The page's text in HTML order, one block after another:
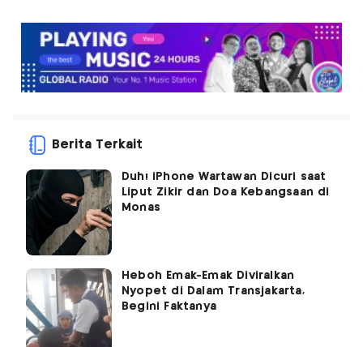
Berita Terkait
Duh! iPhone Wartawan Dicuri saat
Liput Zikir dan Doa Kebangsaan di
Monas
Heboh Emak-Emak Diviralkan
Nyopet di Dalam Transjakarta,
Begini Faktanya